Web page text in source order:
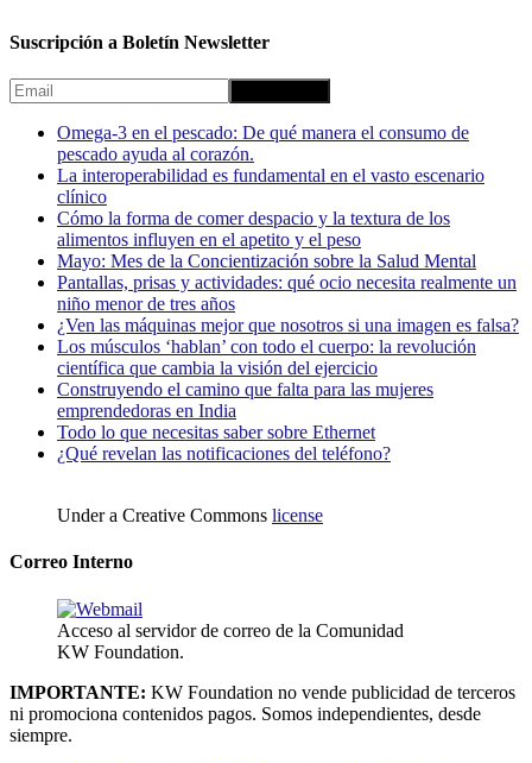
Suscripción a Boletín Newsletter
Omega-3 en el pescado: De qué manera el consumo de
pescado ayuda al corazón.
La interoperabilidad es fundamental en el vasto escenario
clínico
Cómo la forma de comer despacio y la textura de los
alimentos influyen en el apetito y el peso
Mayo: Mes de la Concientización sobre la Salud Mental
Pantallas, prisas y actividades: qué ocio necesita realmente un
niño menor de tres años
¿Ven las máquinas mejor que nosotros si una imagen es falsa?
Los músculos ‘hablan’ con todo el cuerpo: la revolución
científica que cambia la visión del ejercicio
Construyendo el camino que falta para las mujeres
emprendedoras en India
Todo lo que necesitas saber sobre Ethernet
¿Qué revelan las notificaciones del teléfono?
Under a Creative Commons license
Correo Interno
Acceso al servidor de correo de la Comunidad
KW Foundation.
IMPORTANTE: KW Foundation no vende publicidad de terceros
ni promociona contenidos pagos. Somos independientes, desde
siempre.